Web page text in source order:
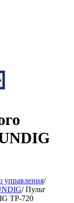
управления/
/ Пульт
TP-720